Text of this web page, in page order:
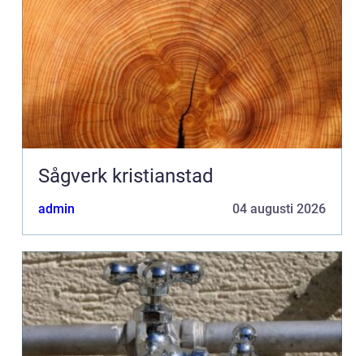
Sågverk kristianstad
admin 04 augusti 2026